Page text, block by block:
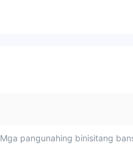
Mga pangunahing binisitang